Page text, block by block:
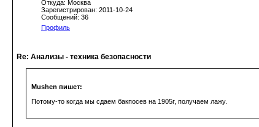
Откуда: Москва
Зарегистрирован: 2011-10-24
Сообщений: 36
Профиль
Re: Анализы - техника безопасности
Mushen пишет:
Потому-то когда мы сдаем бакпосев на 1905г, получаем лажу.